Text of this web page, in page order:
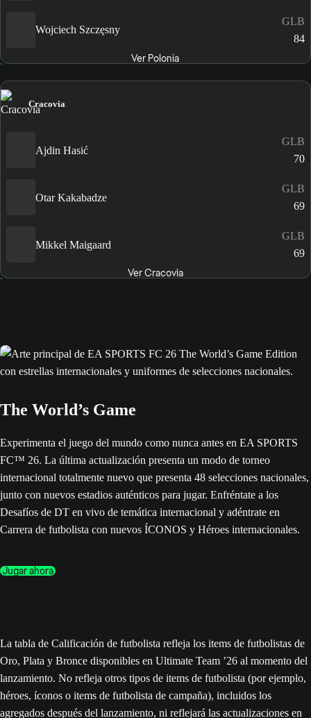
Wojciech Szczęsny
GLB
84
Ver Polonia
Cracovia
Ajdin Hasić
GLB
70
Otar Kakabadze
GLB
69
Mikkel Maigaard
GLB
69
Ver Cracovia
The World’s Game
Experimenta el juego del mundo como nunca antes en EA SPORTS
FC™ 26. La última actualización presenta un modo de torneo
internacional totalmente nuevo que presenta 48 selecciones nacionales,
junto con nuevos estadios auténticos para jugar. Enfréntate a los
Desafíos de DT en vivo de temática internacional y adéntrate en
Carrera de futbolista con nuevos ÍCONOS y Héroes internacionales.
Jugar ahora
La tabla de Calificación de futbolista refleja los items de futbolistas de
Oro, Plata y Bronce disponibles en Ultimate Team ’26 al momento del
lanzamiento. No refleja otros tipos de items de futbolista (por ejemplo,
héroes, íconos o items de futbolista de campaña), incluidos los
agregados después del lanzamiento, ni reflejará las actualizaciones en